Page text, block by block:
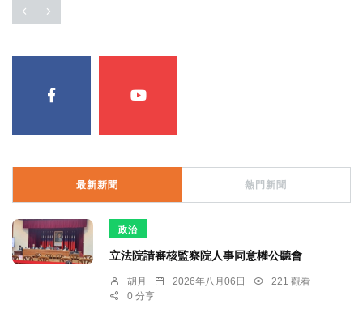
最新新聞 熱門新聞
政治
立法院請審核監察院人事同意權公聽會
胡月 2026年八月06日
221 觀看
0 分享